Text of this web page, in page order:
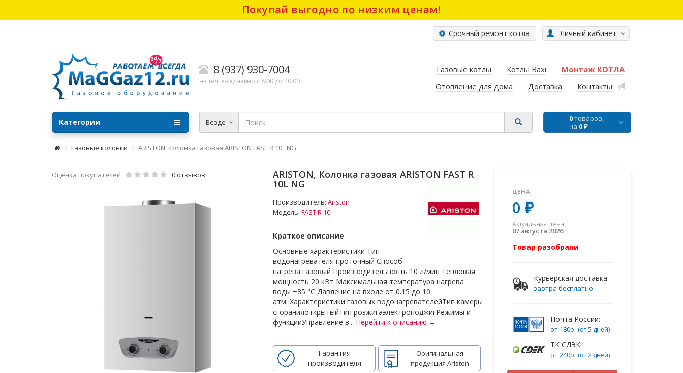
Покупай выгодно по низким ценам!
Личный кабинет
Срочный ремонт котла
8 (937) 930-7004
на тел. ежедневно с 8:00 до 20:00
Газовые котлы Котлы Baxi
Монтаж КОТЛА
Отопление для дома
Доставка Контакты
Везде 0товаров,
на 0 ₽
Категории
Газовые колонки ARISTON, Колонка газовая ARISTON FAST R 10L NG
Оценка покупателей 0 отзывов ARISTON, Колонка газовая ARISTON FAST R
10L NG
Производитель: Ariston
Модель: FAST R 10
Краткое описание
Основные характеристики Тип
водонагревателя проточный Способ
нагрева газовый Производительность 10 л/мин Тепловая
мощность 20 кВт Максимальная температура нагрева
воды +85 °С Давление на входе от 0.15 до 10
атм. Характеристики газовых водонагревателейТип камеры
сгоранияоткрытыйТип розжигаэлектроподжигРежимы и
функцииУправление в... Перейти к описанию →
Гарантия
производителя
Оригинальная
продукция Ariston
ЦЕНА
0 ₽
Актуальная цена:
07 августа 2026
Товар разобрали
Курьерская доставка:
завтра бесплатно
Почта России:
от 180р. (от 5 дней)
ТК СДЭК:
от 240р. (от 2 дней)